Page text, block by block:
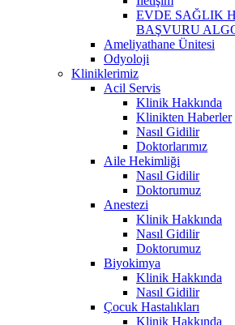
EVDE SAĞLIK
BAŞVURU
Ameliyathane Ünitesi
Odyoloji
Kliniklerimiz
Acil Servis
Klinik Hakkında
Klinikten Haberler
Nasıl Gidilir
Doktorlarımız
Aile Hekimliği
Nasıl Gidilir
Doktorumuz
Anestezi
Klinik Hakkında
Nasıl Gidilir
Doktorumuz
Biyokimya
Klinik Hakkında
Nasıl Gidilir
Çocuk Hastalıkları
Klinik Hakkında